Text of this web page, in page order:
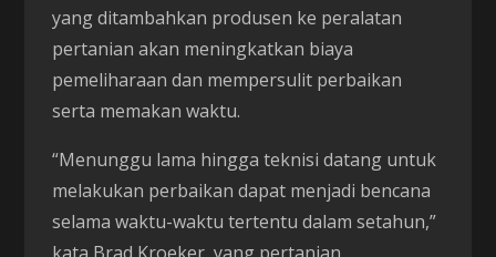
yang ditambahkan produsen ke peralatan
pertanian akan meningkatkan biaya
pemeliharaan dan mempersulit perbaikan
serta memakan waktu.
“Menunggu lama hingga teknisi datang untuk
melakukan perbaikan dapat menjadi bencana
selama waktu-waktu tertentu dalam setahun,”